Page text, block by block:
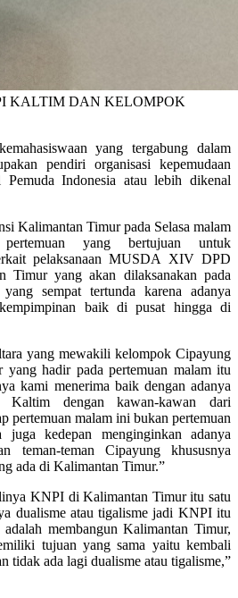
KALTIM DAN KELOMPOK
yang tergabung dalam
pendiri organisasi kepemudaan
Pemuda Indonesia atau lebih dikenal
Kalimantan Timur pada Selasa malam
pertemuan yang bertujuan untuk
pelaksanaan MUSDA XIV DPD
Timur yang akan dilaksanakan pada
sempat tertunda karena adanya
baik di pusat hingga di
yang mewakili kelompok Cipayung
hadir pada pertemuan malam itu
kami menerima baik dengan adanya
Kaltim dengan kawan-kawan dari
pertemuan malam ini bukan pertemuan
kedepan menginginkan adanya
teman-teman Cipayung khususnya
ada di Kalimantan Timur.”
KNPI di Kalimantan Timur itu satu
dualisme atau tigalisme jadi KNPI itu
membangun Kalimantan Timur,
tujuan yang sama yaitu kembali
tidak ada lagi dualisme atau tigalisme,”